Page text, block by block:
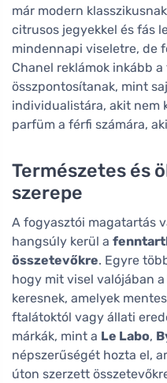
már modern
citrusos jegyekkel és fás
mindennapi viseletre, de
Chanel reklámok inkább
összpontosítanak, mint
individualistára, akit nem
parfüm a férfi számára,
Természetes és
szerepe
A fogyasztói magatartás
hangsúly kerül a
összetevőkre. Egyre
hogy mit visel valójában
keresnek, amelyek
ftalátoktól vagy állati
márkák, mint a Le Labo,
népszerűségét hozta el,
úton szerzett